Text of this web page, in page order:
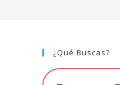
¿Qué Buscas?